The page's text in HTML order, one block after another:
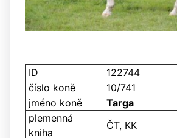
ID
122744
číslo koně
10/741
jméno koně
Targa
plemenná
kniha
ČT, KK